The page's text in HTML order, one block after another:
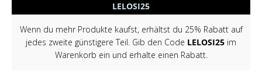
LELOSI25
Wenn du mehr Produkte kaufst, erhältst du 25% Rabatt auf
jedes zweite günstigere Teil. Gib den Code LELOSI25 im
Warenkorb ein und erhalte einen Rabatt.